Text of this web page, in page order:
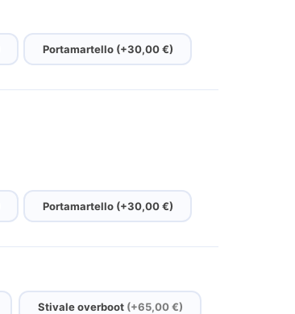
Portamartello (+30,00 €)
Portamartello (+30,00 €)
Stivale overboot (+65,00 €)